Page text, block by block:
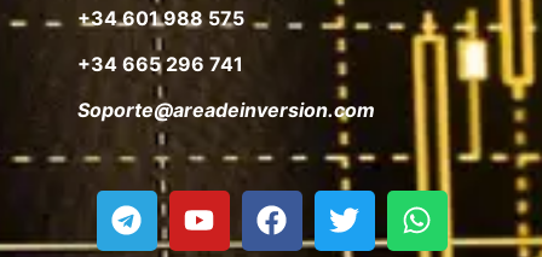
+34 601 988 575
+34 665 296 741
Soporte@areadeinversion.com